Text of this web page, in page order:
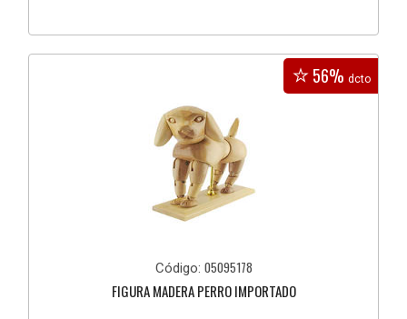
56% dcto
Código: 05095178
FIGURA MADERA PERRO IMPORTADO